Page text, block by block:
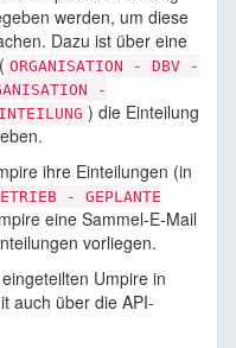
werden, um diese
Dazu ist über eine
ORGANISATION - DBV -
-
) die Einteilung
ihre Einteilungen (in
- GEPLANTE
eine Sammel-E-Mail
vorliegen.
Umpire in
auch über die API-